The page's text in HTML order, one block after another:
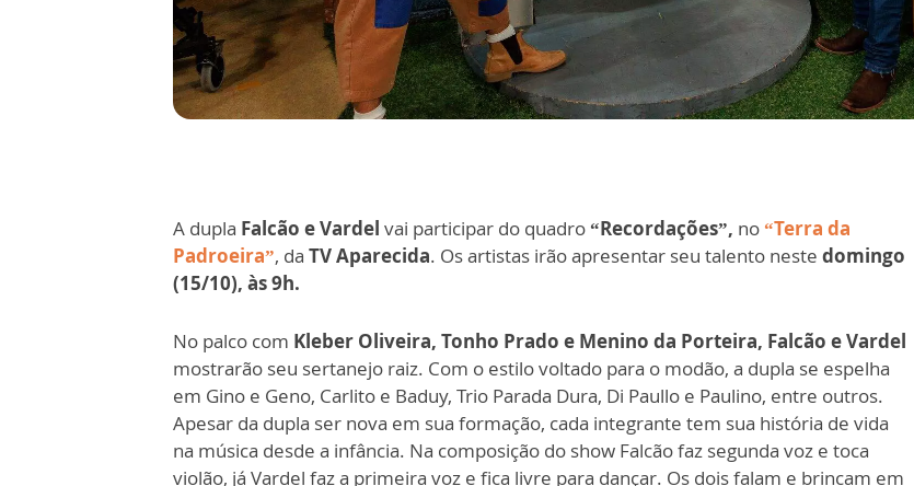
A dupla Falcão e Vardel vai participar do quadro“Recordações”, no“Terra da
Padroeira”, da TV Aparecida. Os artistas irão apresentar seu talento neste domingo
(15/10), às 9h.
No palco com Kleber Oliveira, Tonho Prado e Menino da Porteira, Falcão e Vardel
mostrarão seu sertanejo raiz. Com o estilo voltado para o modão, a dupla se espelha
em Gino e Geno, Carlito e Baduy, Trio Parada Dura, Di Paullo e Paulino, entre outros.
Apesar da dupla ser nova em sua formação, cada integrante tem sua história de vida
na música desde a infância. Na composição do show Falcão faz segunda voz e toca
violão, já Vardel faz a primeira voz e fica livre para dançar. Os dois falam e brincam em